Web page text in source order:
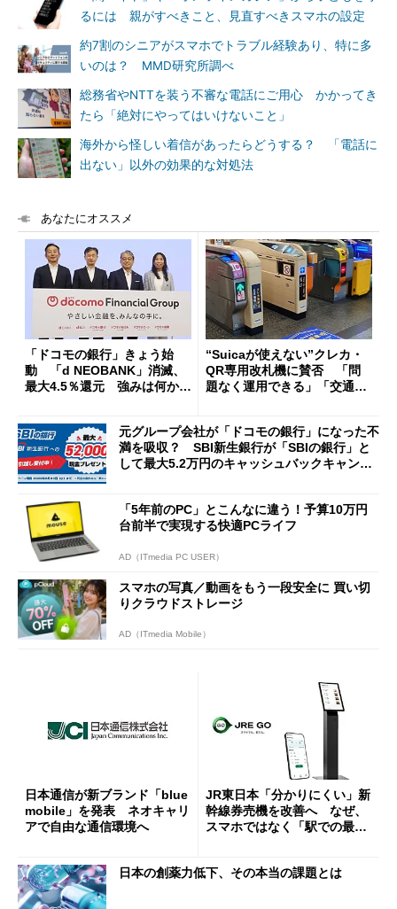
るには 親がすべきこと、見直すべきスマホの設定
約7割のシニアがスマホでトラブル経験あり、特に多
いのは？ MMD研究所調べ
総務省やNTTを装う不審な電話にご用心 かかってき
たら「絶対にやってはいけないこと」
海外から怪しい着信があったらどうする？ 「電話に
出ない」以外の効果的な対処法
あなたにオススメ
「ドコモの銀行」きょう始
動 「d NEOBANK」消滅、
最大4.5％還元 強みは何か解
“Suicaが使えない”クレカ・
QR専用改札機に賛否 「問
題なく運用できる」「交通系I
元グループ会社が「ドコモの銀行」になった不
満を吸収？ SBI新生銀行が「SBIの銀行」と
して最大5.2万円のキャッシュバックキャンペ
「5年前のPC」とこんなに違う！予算10万円
台前半で実現する快適PCライフ
AD（ITmedia PC USER）
スマホの写真／動画をもう一段安全に 買い切
りクラウドストレージ
AD（ITmedia Mobile）
日本通信が新ブランド「blue
mobile」を発表 ネオキャリ
アで自由な通信環境へ
JR東日本「分かりにくい」新
幹線券売機を改善へ なぜ、
スマホではなく「駅での最短
日本の創薬力低下、その本当の課題とは